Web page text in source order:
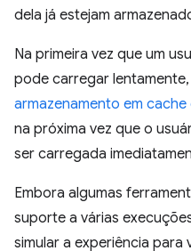
dela já estejam
Na primeira vez que um
pode carregar
armazenamento em
na próxima vez que o
ser carregada
Embora algumas
suporte a várias
simular a experiência